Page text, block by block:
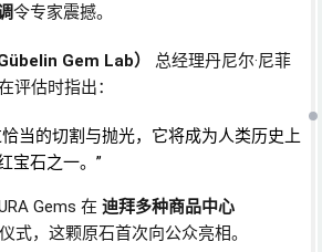
令专家震撼。
Gem Lab）
总经理丹尼尔·尼菲
评估时指出：
当的切割与抛光，它将成为人类历史上
宝石之一。”
Gems 在 迪拜多种商品中心
式，这颗原石首次向公众亮相。